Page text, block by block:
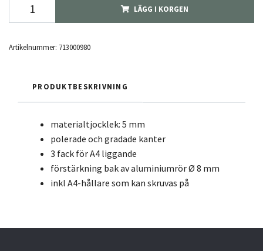
LÄGG I KORGEN
Artikelnummer: 713000980
PRODUKTBESKRIVNING
materialtjocklek: 5 mm
polerade och gradade kanter
3 fack för A4 liggande
förstärkning bak av aluminiumrör Ø 8 mm
inkl A4-hållare som kan skruvas på